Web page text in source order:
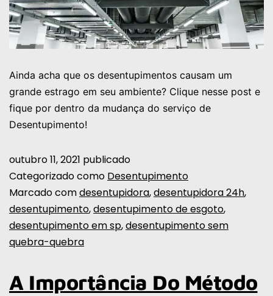
Ainda acha que os desentupimentos causam um
grande estrago em seu ambiente? Clique nesse post e
fique por dentro da mudança do serviço de
Desentupimento!
outubro 11, 2021 publicado
Categorizado como Desentupimento
Marcado comdesentupidora,desentupidora 24h,
desentupimento,desentupimento de esgoto,
desentupimento em sp,desentupimento sem
quebra-quebra
A Importância Do Método